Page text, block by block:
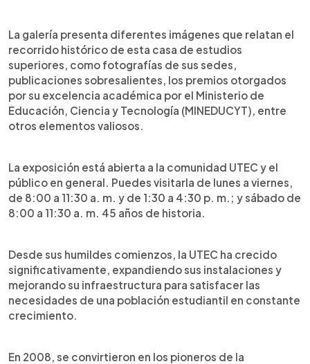
La galería presenta diferentes imágenes que relatan el
recorrido histórico de esta casa de estudios
superiores, como fotografías de sus sedes,
publicaciones sobresalientes, los premios otorgados
por su excelencia académica por el Ministerio de
Educación, Ciencia y Tecnología (MINEDUCYT), entre
otros elementos valiosos.
La exposición está abierta a la comunidad UTEC y el
público en general. Puedes visitarla de lunes a viernes,
de 8:00 a 11:30 a. m. y de 1:30 a 4:30 p. m.; y sábado de
8:00 a 11:30 a. m. 45 años de historia.
Desde sus humildes comienzos, la UTEC ha crecido
significativamente, expandiendo sus instalaciones y
mejorando su infraestructura para satisfacer las
necesidades de una población estudiantil en constante
crecimiento.
En 2008, se convirtieron en los pioneros de la